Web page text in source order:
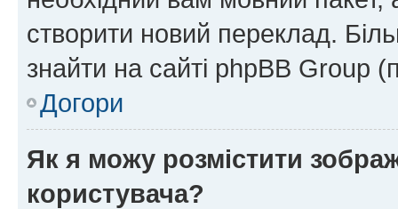
створити новий переклад.
знайти на сайті phpBB Group
Догори
Як я можу розмістити
користувача?